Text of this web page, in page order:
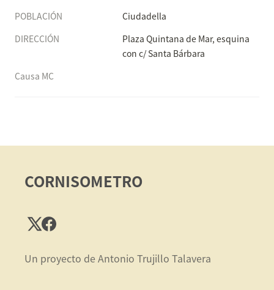
POBLACIÓN
Ciudadella
DIRECCIÓN
Plaza Quintana de Mar, esquina
con c/ Santa Bárbara
Causa MC
CORNISOMETRO
Un proyecto de Antonio Trujillo Talavera